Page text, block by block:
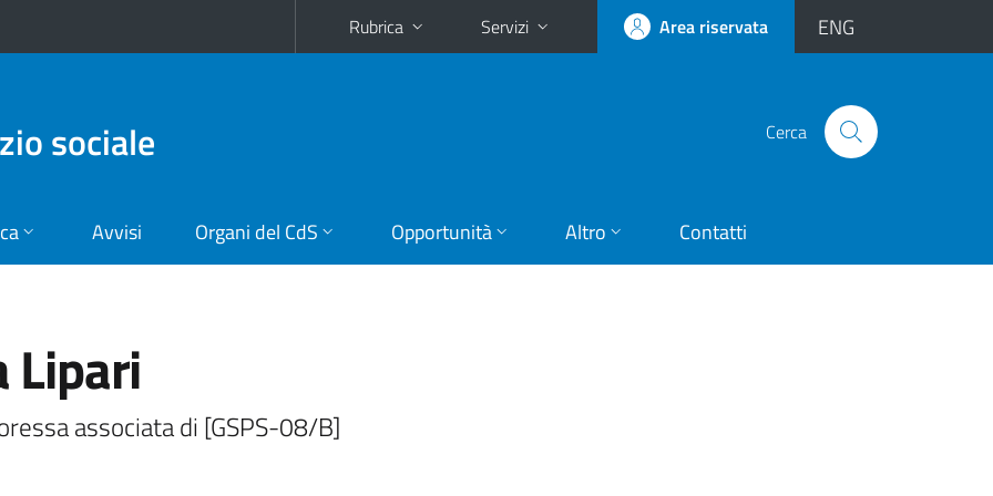
Rubrica Servizi Area riservata ENG
sociale Cerca
Avvisi Organi del CdS Opportunità Altro Contatti
Lipari
associata di [GSPS-08/B]